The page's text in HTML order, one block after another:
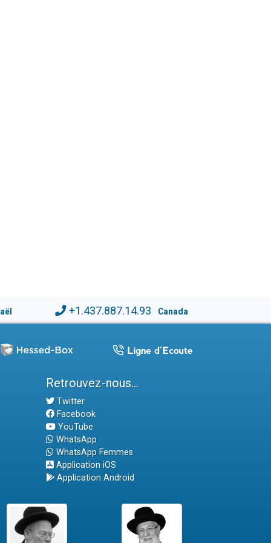
+1.437.887.14.93 Canada
Retrouvez-nous...
Twitter
Facebook
YouTube
WhatsApp
WhatsApp Femmes
Application iOS
Application Android